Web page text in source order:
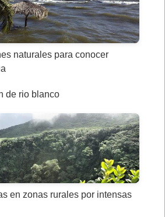
naturales para conocer
de rio blanco
en zonas rurales por intensas